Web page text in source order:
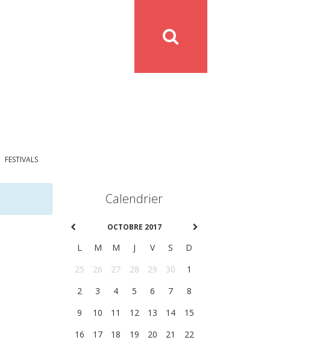
FESTIVALS
Calendrier
OCTOBRE 2017
L M M J V S
D
25
26 27 28 29 30
1
2
3 4 5 6 7
8
9
10 11 12 13 14
15
16
17 18 19 20 21
22